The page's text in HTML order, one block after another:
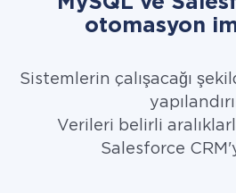
otomasyon
Sistemlerin çalışacağı
Verileri belirli
Salesforce